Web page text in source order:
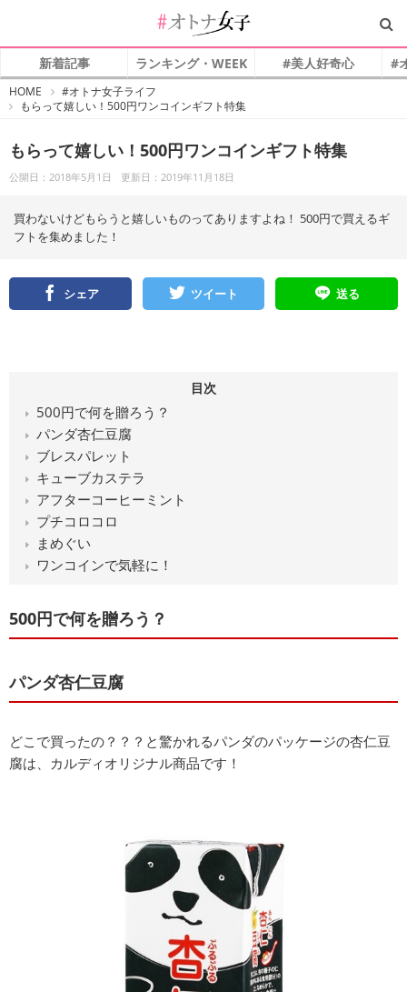
新着記事 ランキング・WEEK #美人好奇心 #
HOME
ト
子
#オトナ女子ライフ
もらって嬉しい！500円ワンコインギフト特集
もらって嬉しい！500円ワンコインギフト特集
公開日：2018年5月1日 更新日：2019年11月18日
買わないけどもらうと嬉しいものってありますよね！ 500円で買えるギ
フトを集めました！
シェア ツイート 送る
目次
500円で何を贈ろう？
パンダ杏仁豆腐
ブレスパレット
キューブカステラ
アフターコーヒーミント
プチコロコロ
まめぐい
ワンコインで気軽に！
500円で何を贈ろう？
パンダ杏仁豆腐
どこで買ったの？？？と驚かれるパンダのパッケージの杏仁豆
腐は、カルディオリジナル商品です！